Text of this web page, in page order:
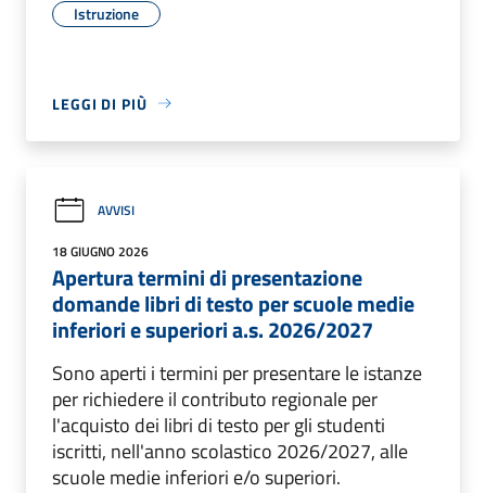
Istruzione
LEGGI DI PIÙ
AVVISI
18 GIUGNO 2026
Apertura termini di presentazione
domande libri di testo per scuole medie
inferiori e superiori a.s. 2026/2027
Sono aperti i termini per presentare le istanze
per richiedere il contributo regionale per
l'acquisto dei libri di testo per gli studenti
iscritti, nell'anno scolastico 2026/2027, alle
scuole medie inferiori e/o superiori.